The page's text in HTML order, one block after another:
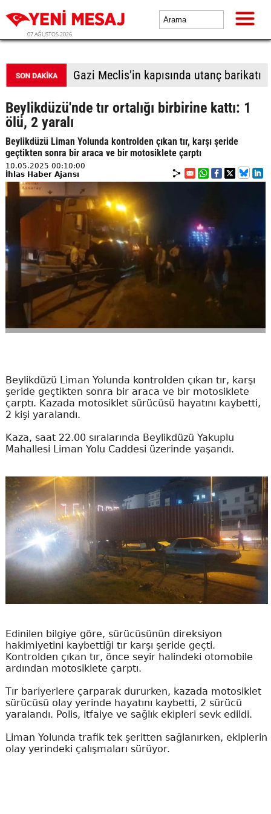
07 AĞUSTOS 2026
Gazi Meclis’in kapısında utanç barikatı
Beylikdüzü'nde tır ortalığı birbirine kattı: 1
ölü, 2 yaralı
Beylikdüzü Liman Yolunda kontrolden çıkan tır, karşı şeride
geçtikten sonra bir araca ve bir motosiklete çarptı
10.05.2025 00:10:00
İhlas Haber Ajansı
Beylikdüzü Liman Yolunda kontrolden çıkan tır, karşı
şeride geçtikten sonra bir araca ve bir motosiklete
çarptı. Kazada motosiklet sürücüsü hayatını kaybetti,
2 kişi yaralandı.
Kaza, saat 22.00 sıralarında Beylikdüzü Yakuplu
Mahallesi Liman Yolu Caddesi üzerinde yaşandı.
Edinilen bilgiye göre, sürücüsünün direksiyon
hakimiyetini kaybettiği tır karşı şeride geçti.
Kontrolden çıkan tır, önce seyir halindeki otomobile
ardından motosiklete çarptı.
Tır bariyerlere çarparak dururken, kazada motosiklet
sürücüsü olay yerinde hayatını kaybetti, 2 sürücü
yaralandı. Polis, itfaiye ve sağlık ekipleri sevk edildi.
Liman Yolunda trafik tek şeritten sağlanırken, ekiplerin
olay yerindeki çalışmaları sürüyor.